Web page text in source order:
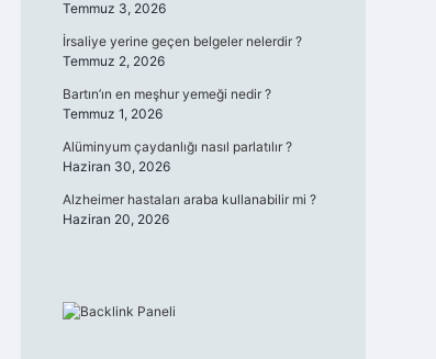
Temmuz 3, 2026
İrsaliye yerine geçen belgeler nelerdir ?
Temmuz 2, 2026
Bartın’ın en meşhur yemeği nedir ?
Temmuz 1, 2026
Alüminyum çaydanlığı nasıl parlatılır ?
Haziran 30, 2026
Alzheimer hastaları araba kullanabilir mi ?
Haziran 20, 2026